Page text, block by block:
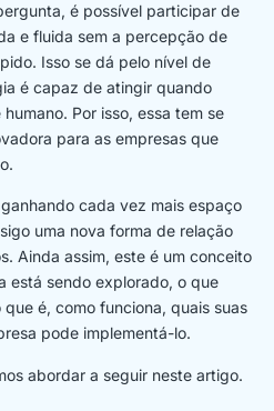
é possível participar de
e fluida sem a percepção de
Isso se dá pelo nível de
é capaz de atingir quando
Por isso, essa tem se
para as empresas que
cada vez mais espaço
uma nova forma de relação
Ainda assim, este é um conceito
está sendo explorado, o que
é, como funciona, quais suas
pode implementá-lo.
abordar a seguir neste artigo.